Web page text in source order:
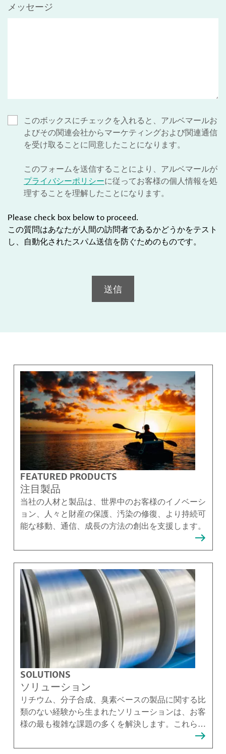
メッセージ
このボックスにチェックを入れると、アルベマールお
よびその関連会社からマーケティングおよび関連通信
を受け取ることに同意したことになります。
このフォームを送信することにより、アルベマールが
プライバシーポリシーに従ってお客様の個人情報を処
理することを理解したことになります。
Please check box below to proceed.
この質問はあなたが人間の訪問者であるかどうかをテスト
し、自動化されたスパム送信を防ぐためのものです。
送信
FEATURED PRODUCTS
注目製品
当社の人材と製品は、世界中のお客様のイノベーシ
ョン、人々と財産の保護、汚染の修復、より持続可
能な移動、通信、成長の方法の創出を支援します。
SOLUTIONS
ソリューション
リチウム、分子合成、臭素ベースの製品に関する比
類のない経験から生まれたソリューションは、お客
様の最も複雑な課題の多くを解決します。これらの
ソリューションを提供できることを誇りに思ってい
ます。